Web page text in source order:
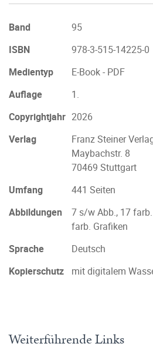
Band
95
ISBN
978-3-515-14225-0
Medientyp
E-Book - PDF
Auflage
1.
Copyrightjahr 2026
Verlag
Franz Steiner
Maybachstr. 8
70469 Stuttgart
Umfang
441 Seiten
Abbildungen
7 s/w Abb., 17
farb. Grafiken
Sprache
Deutsch
Kopierschutz
mit digitalem
Weiterführende Links